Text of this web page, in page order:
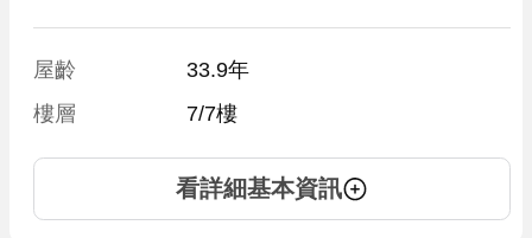
屋齡
33.9年
樓層
7/7樓
看詳細基本資訊